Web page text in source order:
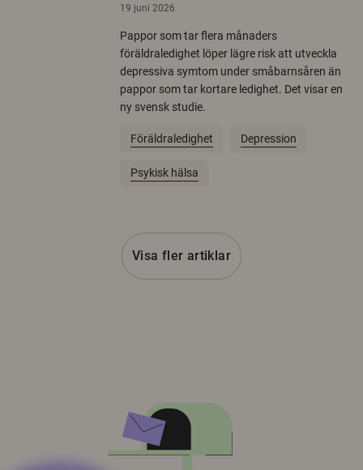
19 juni 2026
Pappor som tar flera månaders
föräldraledighet löper lägre risk att utveckla
depressiva symtom under småbarnsåren än
pappor som tar kortare ledighet. Det visar en
ny svensk studie.
Föräldraledighet Depression
Psykisk hälsa
Visa fler artiklar